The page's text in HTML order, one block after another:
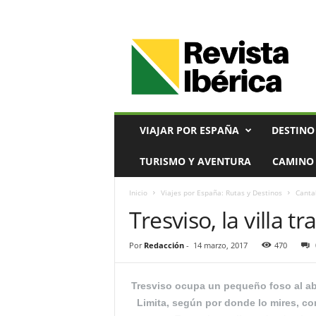
VIAJAR POR ESPAÑA
TURISMO Y AVENTURA CAMINO
Inicio Viajes por España: Rutas y Destinos
Tresviso, la villa
Por Redacción- 14 marzo, 2017 470
Tresviso ocupa un pequeño foso al
Limita, según por donde lo mires,